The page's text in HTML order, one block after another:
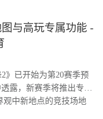
图与高玩专属功能 -
已开始为第20赛季预
露，新赛季将推出专为
观中新地点的竞技场地